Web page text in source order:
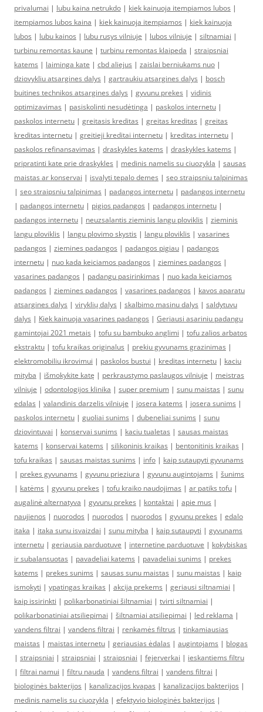
privalumai | lubu kaina netrukdo | kiek kainuoja itempiamos lubos |
itempiamos lubos kaina | kiek kainuoja itempiamos | kiek kainuoja
lubos | lubu kainos | lubu rusys vilniuje | lubos vilniuje | siltnamiai |
turbinu remontas kaune | turbinu remontas klaipeda | straipsniai
katems | laiminga kate | cbd aliejus | zaislai berniukams nuo |
dziovykliu atsargines dalys | gartraukiu atsargines dalys | bosch
buitines technikos atsargines dalys | gyvunu prekes | vidinis
optimizavimas | pasiskolinti nesudėtinga | paskolos internetu |
paskolos internetu | greitasis kreditas | greitas kreditas | greitas
kreditas internetu | greitieji kreditai internetu | kreditas internetu |
paskolos refinansavimas | draskykles katems | draskykles katems |
pripratinti kate prie draskykles | medinis namelis su ciuozykla | sausas
maistas ar konservai | isvalyti tepalo demes | seo straipsniu talpinimas
| seo straipsniu talpinimas | padangos internetu | padangos internetu
| padangos internetu | pigios padangos | padangos internetu |
padangos internetu | neuzsalantis zieminis langu ploviklis | zieminis
langu ploviklis | langu plovimo skystis | langu ploviklis | vasarines
padangos | ziemines padangos | padangos pigiau | padangos
internetu | nuo kada keiciamos padangos | ziemines padangos |
vasarines padangos | padangu pasirinkimas | nuo kada keiciamos
padangos | ziemines padangos | vasarines padangos | kavos aparatu
atsargines dalys | viryklių dalys | skalbimo masinu dalys | saldytuvu
dalys | Kiek kainuoja vasarines padangos | Geriausi asariniu padangu
gamintojai 2021 metais | tofu su bambuko anglimi | tofu zalios arbatos
ekstraktu | tofu kraikas originalus | prekiu gyvunams grazinimas |
elektromobiliu ikrovimui | paskolos bustui | kreditas internetu | kaciu
mityba | išmokykite katę | perkraustymo paslaugos vilniuje | meistras
vilniuje | odontologijos klinika | super premium | sunu maistas | sunu
edalas | valandinis darzelis vilniuje | josera katems | josera sunims |
paskolos internetu | guoliai sunims | dubeneliai sunims | sunu
dziovintuvai | konservai sunims | kaciu tualetas | sausas maistas
katems | konservai katems | silikoninis kraikas | bentonitinis kraikas |
tofu kraikas | sausas maistas sunims | info | kaip sutaupyti gyvunams
| prekes gyvunams | gyvunu prieziura | gyvunu augintojams | šunims
| katėms | gyvunu prekes | tofu kraiko naudojimas | ar patiks tofu |
augalinė alternatyva | gyvunu prekes | kontaktai | apie mus |
naujienos | nuorodos | nuorodos | nuorodos | gyvunu prekes | edalo
itaka | itaka sunu isvaizdai | sunu mityba | kaip sutaupyti | gyvunams
internetu | geriausia parduotuve | internetine parduotuve | kokybiskas
ir subalansuotas | pavadeliai katems | pavadeliai sunims | prekes
katems | prekes sunims | sausas sunu maistas | sunu maistas | kaip
ismokyti | ypatingas kraikas | akcija prekems | geriausi siltnamiai |
kaip issirinkti | polikarbonatiniai šiltnamiai | tvirti siltnamiai |
polikarbonatiniai atsiliepimai | šiltnamiai atsiliepimai | led reklama |
vandens filtrai | vandens filtrai | renkamės filtrus | tinkamiausias
maistas | maistas internetu | geriausias ėdalas | augintojams | blogas
| straipsniai | straipsniai | straipsniai | fejerverkai | ieskantiems filtru
| filtrai namui | filtru nauda | vandens filtrai | vandens filtrai |
biologinės bakterijos | kanalizacijos kvapas | kanalizacijos bakterijos |
medinis namelis su ciuozykla | efektyvio biologinės bakterijos |